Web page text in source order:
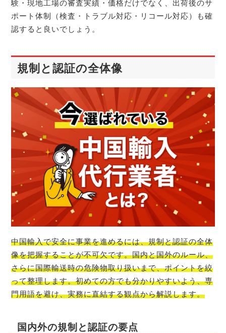
験・現地工場の審査実績・価格だけでなく、出荷後のサ
ポート体制（検査・トラブル対応・リコール対応）も確
認すると良いでしょう。
規制と認証の全体像
中国輸入で安全に事業を進めるには、規制と認証の全体
像を把握することが不可欠です。国内と国外のルール、
さらに国際輸送時の危険物取り扱いまで、ポイントを絞
って整理します。初めての方でも分かりやすいよう、専
門用語を避け、実務に直結する観点から解説します。
国内外の規制と認証の要点